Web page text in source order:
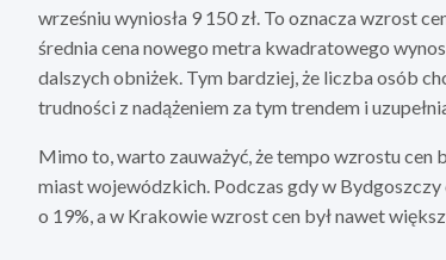
wrześniu wyniosła 9 150 zł. To oznacza wzrost
średnia cena nowego metra kwadratowego
dalszych obniżek. Tym bardziej, że liczba osób
trudności z nadążeniem za tym trendem i
Mimo to, warto zauważyć, że tempo wzrostu
miast wojewódzkich. Podczas gdy w
o 19%, a w Krakowie wzrost cen był nawet